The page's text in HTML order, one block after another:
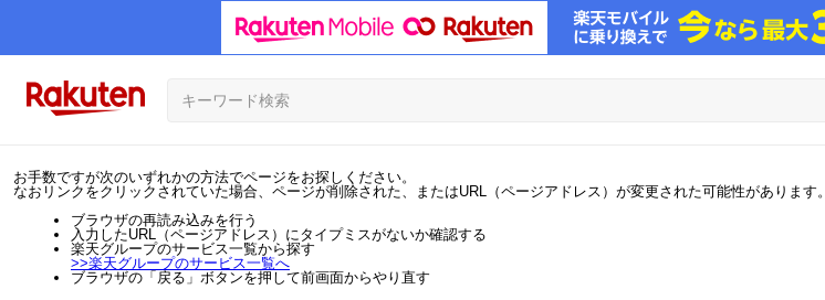
お手数ですが次のいずれかの方法でページをお探しください。
なおリンクをクリックされていた場合、ページが削除された、またはURL（ページアドレス）が変更された可能性があります。
ブラウザの再読み込みを行う
入力したURL（ページアドレス）にタイプミスがないか確認する
楽天グループのサービス一覧から探す
>>楽天グループのサービス一覧へ
ブラウザの「戻る」ボタンを押して前画面からやり直す